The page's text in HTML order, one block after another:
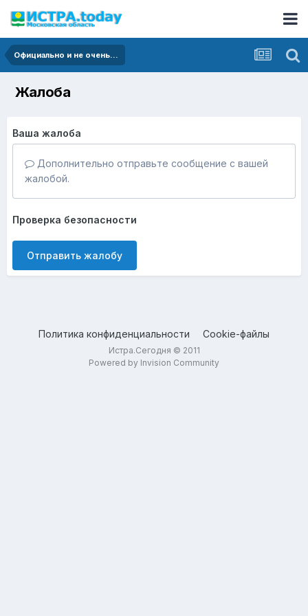
Официально и не очень...
Жалоба
Ваша жалоба
Дополнительно отправьте сообщение с вашей
жалобой.
Проверка безопасности
Отправить жалобу
Политика конфиденциальности Cookie-файлы
Истра.Сегодня © 2011
Powered by Invision Community